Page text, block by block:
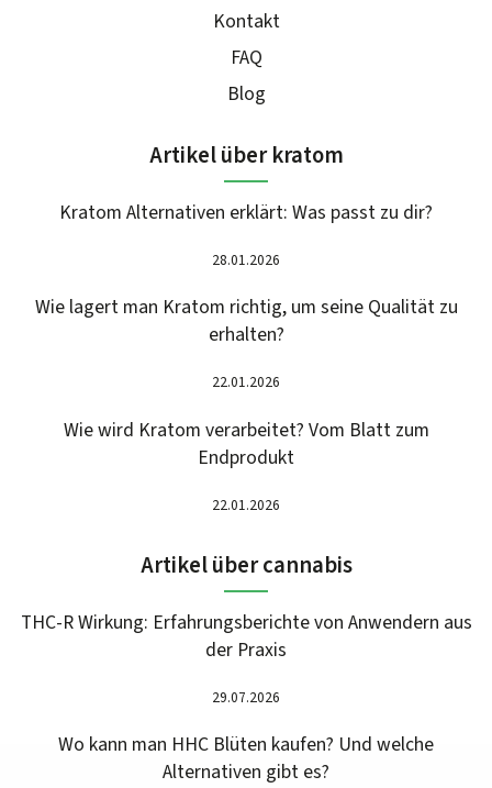
Kontakt
FAQ
Blog
Artikel über kratom
Kratom Alternativen erklärt: Was passt zu dir?
28.01.2026
Wie lagert man Kratom richtig, um seine Qualität zu
erhalten?
22.01.2026
Wie wird Kratom verarbeitet? Vom Blatt zum
Endprodukt
22.01.2026
Artikel über cannabis
THC-R Wirkung: Erfahrungsberichte von Anwendern aus
der Praxis
29.07.2026
Wo kann man HHC Blüten kaufen? Und welche
Alternativen gibt es?